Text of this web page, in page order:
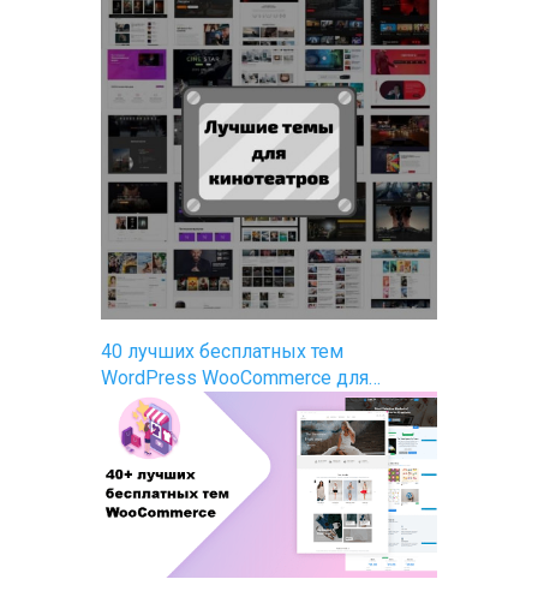
40 лучших бесплатных тем
WordPress WooCommerce для…